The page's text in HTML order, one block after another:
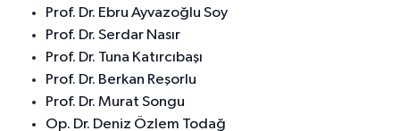
Prof. Dr. Ebru Ayvazoğlu Soy
Prof. Dr. Serdar Nasır
Prof. Dr. Tuna Katırcıbaşı
Prof. Dr. Berkan Reşorlu
Prof. Dr. Murat Songu
Op. Dr. Deniz Özlem Todağ